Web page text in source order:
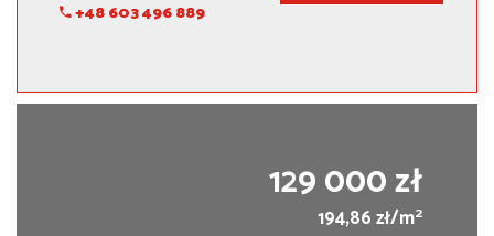
+48 603 496 889
129 000 zł
194,86 zł/m2